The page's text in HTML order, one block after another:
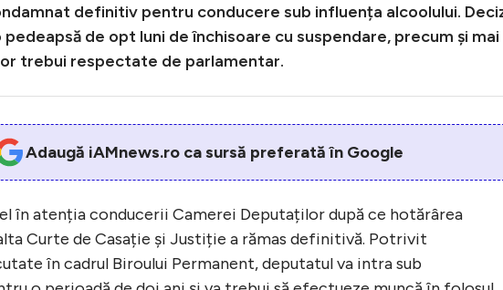
definitiv pentru conducere sub influența alcoolului.
de opt luni de închisoare cu suspendare, precum și mai
trebui respectate de parlamentar.
Adaugă iAMnews.ro ca sursă preferată în Google
în atenția conducerii Camerei Deputaților după ce hotărârea
Curte de Casație și Justiție a rămas definitivă. Potrivit
în cadrul Biroului Permanent, deputatul va intra sub